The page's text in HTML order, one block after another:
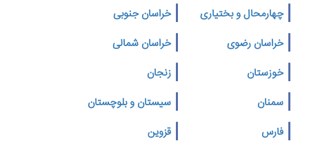
چهارمحال و بختیاری
خراسان جنوبی
خراسان رضوی
خراسان شمالی
خوزستان
زنجان
سمنان
سیستان و بلوچستان
فارس
قزوین